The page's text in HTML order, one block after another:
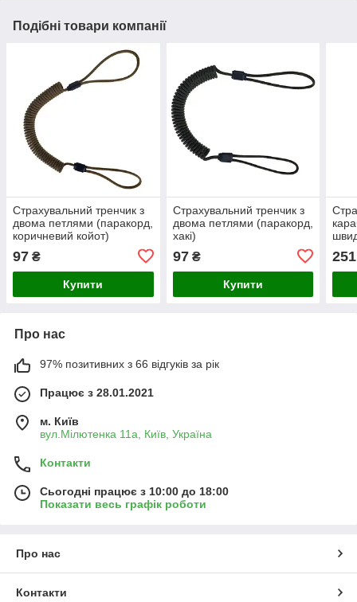
Подібні товари компанії
Страхувальний тренчик з
двома петлями (паракорд,
коричневий койот)
97 ₴
Купити
Страхувальний тренчик з
двома петлями (паракорд,
хакі)
97₴
Купити
251
Про нас
97% позитивних з 66 відгуків за рік
Працює з 28.01.2021
м. Київ
вул.Мілютенка 11а, Київ, Україна
Контакти
Сьогодні працює з 10:00 до 18:00
Показати весь графік роботи
Про нас
Контакти